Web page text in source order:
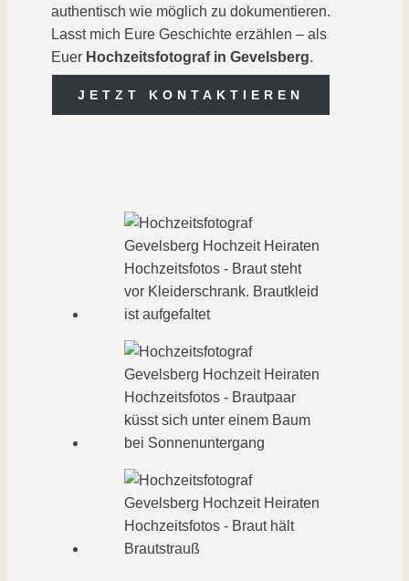
authentisch wie möglich zu dokumentieren.
Lasst mich Eure Geschichte erzählen – als
Euer Hochzeitsfotograf in Gevelsberg.
JETZT KONTAKTIEREN